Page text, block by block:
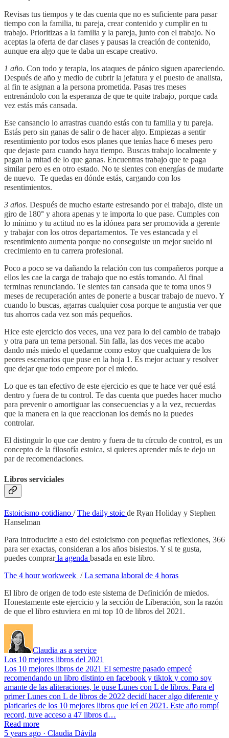
Revisas tus tiempos y te das cuenta que no es suficiente para pasar
tiempo con la familia, tu pareja, crear contenido y cumplir en tu
trabajo. Prioritizas a la familia y la pareja, junto con el trabajo. No
aceptas la oferta de dar clases y pausas la creación de contenido,
aunque era algo que te daba un escape creativo.
1 año. Con todo y terapia, los ataques de pánico siguen apareciendo.
Después de año y medio de cubrir la jefatura y el puesto de analista,
al fin te asignan a la persona prometida. Pasas tres meses
entrenándolo con la esperanza de que te quite trabajo, porque cada
vez estás más cansada.
Ese cansancio lo arrastras cuando estás con tu familia y tu pareja.
Estás pero sin ganas de salir o de hacer algo. Empiezas a sentir
resentimiento por todos esos planes que tenías hace 6 meses pero
que dejaste para cuando haya tiempo. Buscas trabajo localmente y
pagan la mitad de lo que ganas. Encuentras trabajo que te paga
similar pero es en otro estado. No te sientes con energías de mudarte
de nuevo. Te quedas en dónde estás, cargando con los
resentimientos.
3 años. Después de mucho estarte estresando por el trabajo, diste un
giro de 180° y ahora apenas y te importa lo que pase. Cumples con
lo mínimo y tu actitud no es la idónea para ser promovida a gerente
y trabajar con los otros departamentos. Te ves estancada y el
resentimiento aumenta porque no conseguiste un mejor sueldo ni
crecimiento en tu carrera profesional.
Poco a poco se va dañando la relación con tus compañeros porque a
ellos les cae la carga de trabajo que no estás tomando. Al final
terminas renunciando. Te sientes tan cansada que te toma unos 9
meses de recuperación antes de ponerte a buscar trabajo de nuevo. Y
cuando lo buscas, agarras cualquier cosa porque te angustia ver que
tus ahorros cada vez son más pequeños.
Hice este ejercicio dos veces, una vez para lo del cambio de trabajo
y otra para un tema personal. Sin falla, las dos veces me acabo
dando más miedo el quedarme como estoy que cualquiera de los
peores escenarios que puse en la hoja 1. Es mejor actuar y resolver
que dejar que todo empeore por el miedo.
Lo que es tan efectivo de este ejercicio es que te hace ver qué está
dentro y fuera de tu control. Te das cuenta que puedes hacer mucho
para prevenir o amortiguar las consecuencias y a la vez, recuerdas
que la manera en la que reaccionan los demás no la puedes
controlar.
El distinguir lo que cae dentro y fuera de tu círculo de control, es un
concepto de la filosofía estoica, si quieres aprender más te dejo un
par de recomendaciones.
Libros serviciales
Estoicismo cotidiano /The daily stoic de Ryan Holiday y Stephen
Hanselman
Para introducirte a esto del estoicismo con pequeñas reflexiones, 366
para ser exactas, consideran a los años bisiestos. Y si te gusta,
puedes comprarla agenda basada en este libro.
The 4 hour workweek /La semana laboral de 4 horas
El libro de origen de todo este sistema de Definición de miedos.
Honestamente este ejercicio y la sección de Liberación, son la razón
de que el libro estuviera en mi top 10 de libros del 2021.
Claudia as a service
Los 10 mejores libros del 2021
Los 10 mejores libros de 2021 El semestre pasado empecé
recomendando un libro distinto en facebook y tiktok y como soy
amante de las aliteraciones, le puse Lunes con L de libros. Para el
primer Lunes con L de libros de 2022 decidí hacer algo diferente y
platicarles de los 10 mejores libros que leí en 2021. Este año rompí
record, tuve acceso a 47 libros d…
Read more
5 years ago · Claudia Dávila